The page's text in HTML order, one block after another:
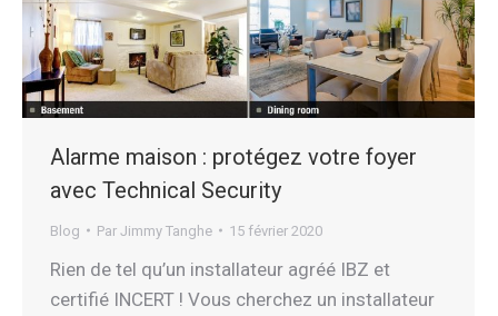
Alarme maison : protégez votre foyer
avec Technical Security
Blog Par Jimmy Tanghe 15 février 2020
Rien de tel qu’un installateur agréé IBZ et
certifié INCERT ! Vous cherchez un installateur